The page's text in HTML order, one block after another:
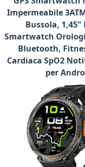
Impermeabile
Bussola, 1,45"
Smartwatch
Bluetooth,
Cardiaca SpO2
per